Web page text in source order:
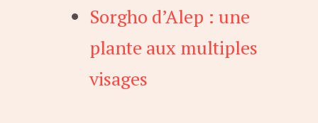
Sorgho d’Alep : une
plante aux multiples
visages